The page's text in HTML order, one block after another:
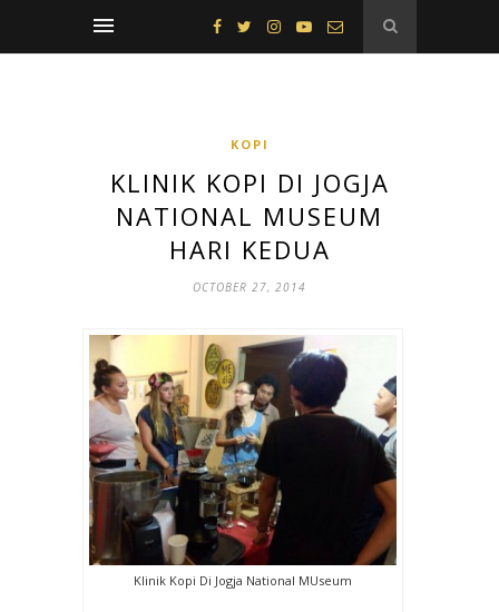
KOPI
KLINIK KOPI DI JOGJA
NATIONAL MUSEUM
HARI KEDUA
OCTOBER 27, 2014
Klinik Kopi Di Jogja National MUseum